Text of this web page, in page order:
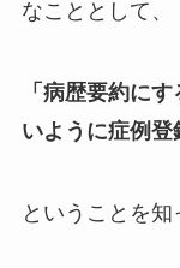
なこととして、
「病歴要約に
いように症例登
ということを知